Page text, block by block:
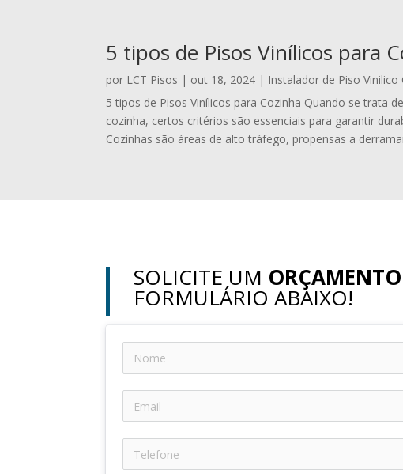
5 tipos de Pisos Vinílicos para
por LCT Pisos | out 18, 2024 | Instalador de Piso Vinilico
5 tipos de Pisos Vinílicos para Cozinha Quando se trata
cozinha, certos critérios são essenciais para garantir
Cozinhas são áreas de alto tráfego, propensas a
SOLICITE UM ORÇAMENTO
FORMULÁRIO ABAIXO!